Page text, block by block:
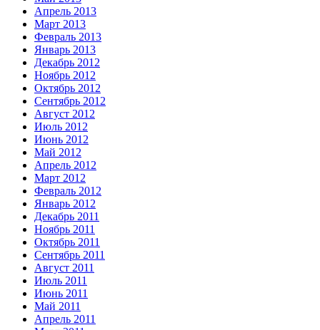
Апрель 2013
Март 2013
Февраль 2013
Январь 2013
Декабрь 2012
Ноябрь 2012
Октябрь 2012
Сентябрь 2012
Август 2012
Июль 2012
Июнь 2012
Май 2012
Апрель 2012
Март 2012
Февраль 2012
Январь 2012
Декабрь 2011
Ноябрь 2011
Октябрь 2011
Сентябрь 2011
Август 2011
Июль 2011
Июнь 2011
Май 2011
Апрель 2011